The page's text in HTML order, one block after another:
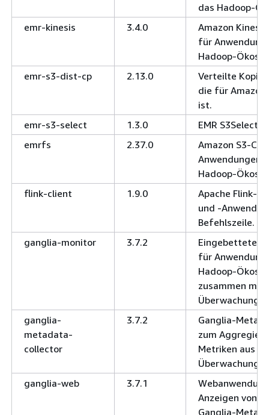
das Hadoop-
emr-kinesis
3.4.0
Amazon
für
Hadoop-
emr-s3-dist-cp
2.13.0
Verteilte
die für
ist.
emr-s3-select
1.3.0
EMR S3Select-
emrfs
2.37.0
Amazon S3-
Anwendungen
Hadoop-
flink-client
1.9.0
Apache Flink-
und -
Befehlszeile.
ganglia-monitor
3.7.2
Eingebetteter
für
Hadoop-
zusammen mit
ganglia-
metadata-
collector
3.7.2
Ganglia-
zum
Metriken aus
ganglia-web
3.7.1
Anzeigen von
Ganglia-